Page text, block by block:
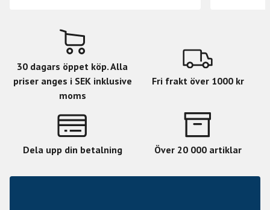
30 dagars öppet köp. Alla
priser anges i SEK inklusive
moms
Fri frakt över 1000 kr
Dela upp din betalning Över 20 000 artiklar